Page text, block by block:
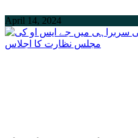
April 14, 2024